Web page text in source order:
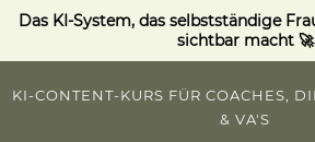
Das KI-System, das selbstständige
sichtbar macht 🚀
KI-CONTENT-KURS FÜR COACHES,
& VA'S